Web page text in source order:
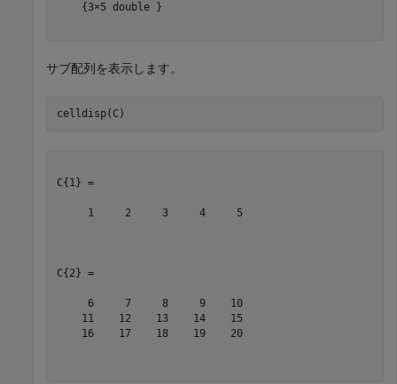
    {3×5 double }
サブ配列を表示します。
celldisp(C)
C{1} =
     1     2     3     4     5
C{2} =
     6     7     8     9    10
    11    12    13    14    15
    16    17    18    19    20